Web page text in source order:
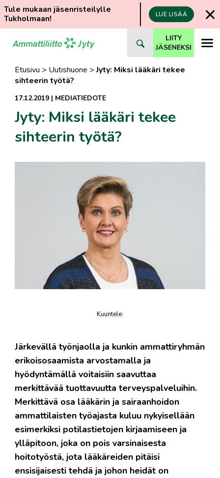
Tule mukaan jäsenristeilylle
Tukholmaan!
LUE LISÄÄ
suoraan
LIITY
JÄSENEKSI
Etusivu > Uutishuone >Jyty: Miksi lääkäri tekee
sihteerin työtä?
17.12.2019 | MEDIATIEDOTE
Jyty: Miksi lääkäri tekee
sihteerin työtä?
Kuuntele:
Järkevällä työnjaolla ja kunkin ammattiryhmän
erikoisosaamista arvostamalla ja
hyödyntämällä voitaisiin saavuttaa
merkittävää tuottavuutta terveyspalveluihin.
Merkittävä osa lääkärin ja sairaanhoidon
ammattilaisten työajasta kuluu nykyisellään
esimerkiksi potilastietojen kirjaamiseen ja
ylläpitoon, joka on pois varsinaisesta
hoitotyöstä, jota lääkäreiden pitäisi
ensisijaisesti tehdä ja johon heidät on